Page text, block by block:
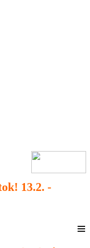
13.2. -
≡